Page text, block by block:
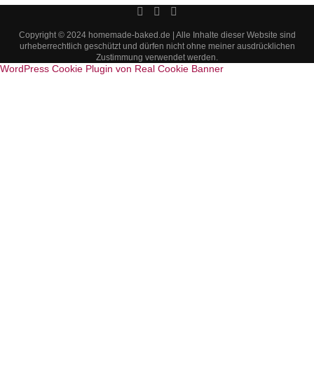
Copyright © 2024 homemade-baked.de | Alle Inhalte dieser Website sind
urheberrechtlich geschützt und dürfen nicht ohne meiner ausdrücklichen
Zustimmung verwendet werden.
WordPress Cookie Plugin von Real Cookie Banner